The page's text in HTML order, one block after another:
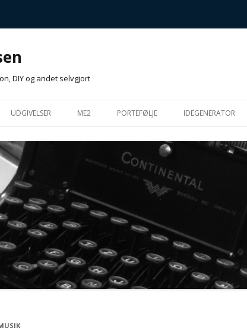
DIY og andet selvgjort
UDGIVELSER
ANTOLOGIER
TIDSSKRIFTER / MAGASINER
ARTIKLER
ANDET…
GALAKTISKE FORESTILLINGER
GALAKTISCHE VORSTELLUNGEN
ME2
MUFFINS (METTES
AFHÆNGIGHEDSMUFFINS)
PORTEFØLJE IDEGENERATOR